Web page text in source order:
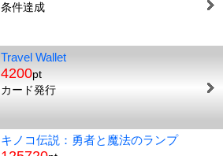
条件達成
Travel Wallet
4200pt
カード発行
キノコ伝説：勇者と魔法のランプ